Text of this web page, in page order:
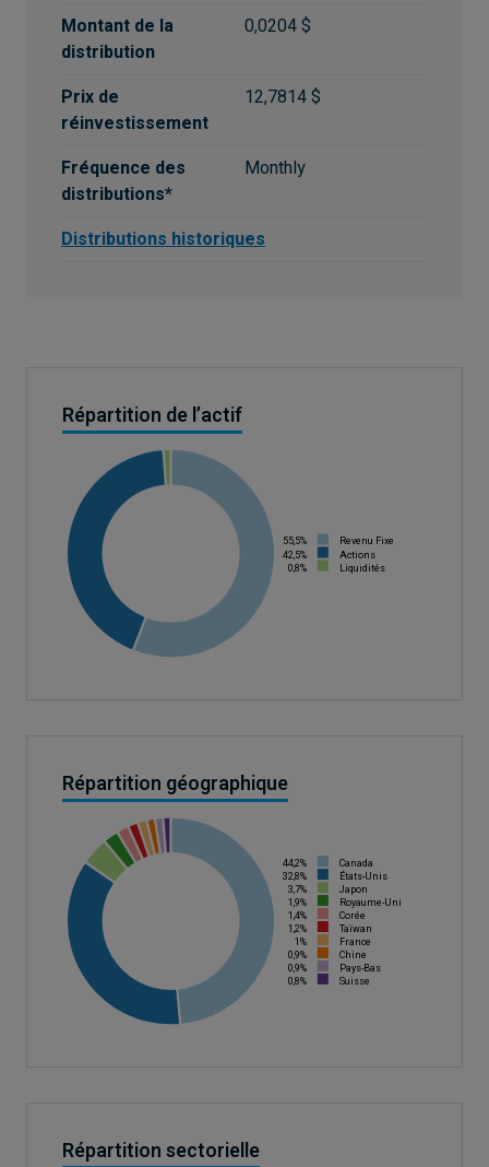
Montant de la
distribution
0,0204 $
Prix de
réinvestissement
12,7814 $
Fréquence des
distributions*
Monthly
Distributions historiques
Répartition de l’actif
Revenu Fixe
55,5%
Actions
42,5%
Liquidités
0,8%
Répartition géographique
Canada
44,2%
États-Unis
32,8%
Japon
3,7%
Royaume-Uni
1,9%
Corée
1,4%
Taïwan
1,2%
France
1%
Chine
0,9%
Pays-Bas
0,9%
Suisse
0,8%
Répartition sectorielle